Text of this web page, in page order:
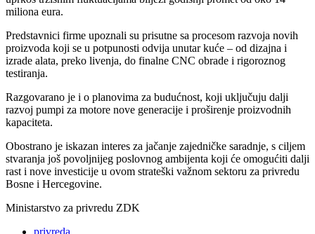
miliona eura.
Predstavnici firme upoznali su prisutne sa procesom razvoja novih
proizvoda koji se u potpunosti odvija unutar kuće – od dizajna i
izrade alata, preko livenja, do finalne CNC obrade i rigoroznog
testiranja.
Razgovarano je i o planovima za budućnost, koji uključuju dalji
razvoj pumpi za motore nove generacije i proširenje proizvodnih
kapaciteta.
Obostrano je iskazan interes za jačanje zajedničke saradnje, s ciljem
stvaranja još povoljnijeg poslovnog ambijenta koji će omogućiti dalji
rast i nove investicije u ovom strateški važnom sektoru za privredu
Bosne i Hercegovine.
Ministarstvo za privredu ZDK
privreda